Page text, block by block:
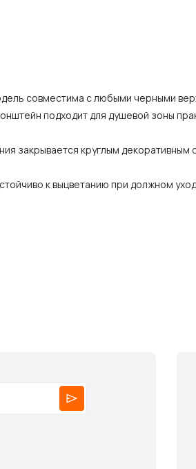
совместима с любыми черными
подходит для душевой зоны
закрывается круглым декоративным
к выцветанию при должном